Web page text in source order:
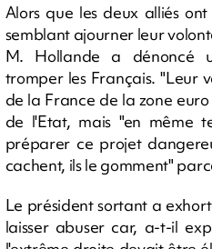
Alors que les deux alliés
semblant ajourner leur
M. Hollande a dénoncé
tromper les Français. "Leur
de la France de la zone
de l'Etat, mais "en même
préparer ce projet
cachent, ils le gomment"
Le président sortant a
laisser abuser car, a-t-il